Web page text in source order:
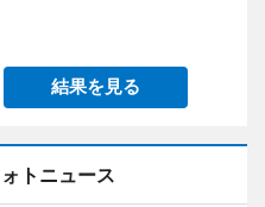
結果を見る
トニュース